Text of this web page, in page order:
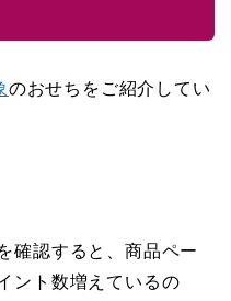
のおせちをご紹介してい
確認すると、商品ペー
ント数増えているの